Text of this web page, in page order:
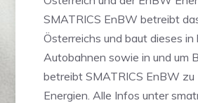
SMATRICS EnBW betreibt
Österreichs und baut dieses
Autobahnen sowie in und um
betreibt SMATRICS EnBW
Energien. Alle Infos unter